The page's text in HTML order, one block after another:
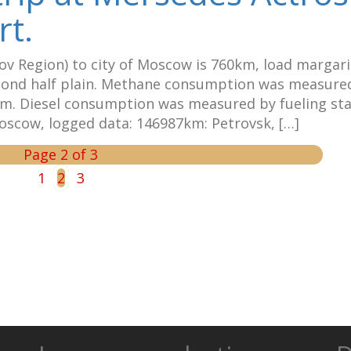
Region) to city of Moscow is 760km, load
half plain. Methane consumption was
Diesel consumption was measured by fueling
logged data: 146987km: Petrovsk, […]
Page 2 of 3
1
2 3